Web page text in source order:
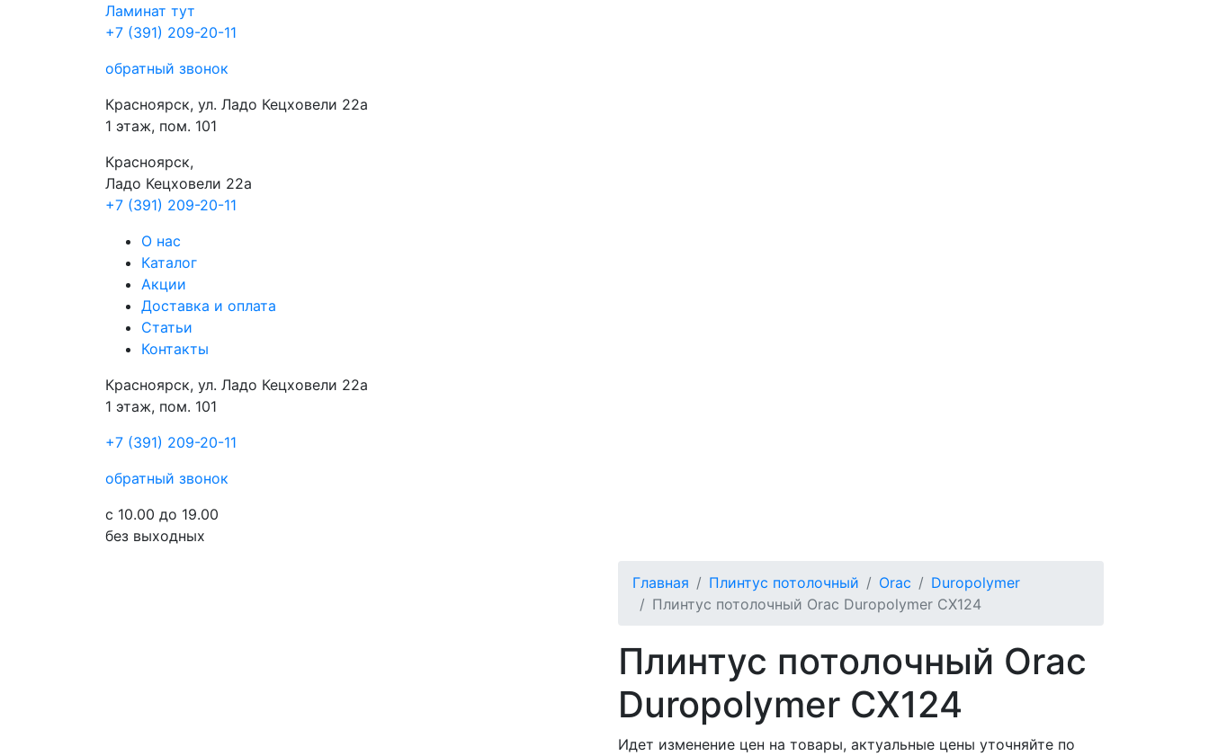
Ламинат тут
+7 (391) 209-20-11
обратный звонок
Красноярск, ул. Ладо Кецховели 22а
1 этаж, пом. 101
Красноярск,
Ладо Кецховели 22a
+7 (391) 209-20-11
О нас
Каталог
Акции
Доставка и оплата
Cтатьи
Контакты
Красноярск, ул. Ладо Кецховели 22а
1 этаж, пом. 101
+7 (391) 209-20-11
обратный звонок
с 10.00 до 19.00
без выходных
Главная Плинтус потолочный Orac
Duropolymer
Плинтус потолочный Orac Duropolymer CX124
Плинтус потолочный Orac
Duropolymer CX124
Идет изменение цен на товары, актуальные цены уточняйте по